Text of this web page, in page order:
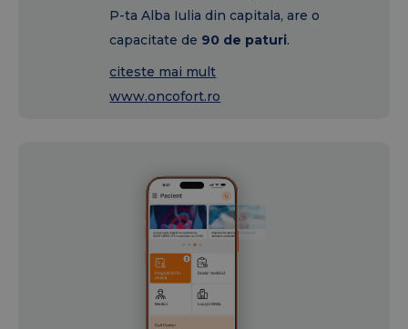
P-ta Alba Iulia din capitala, are o
capacitate de 90 de paturi.
citeste mai mult
www.oncofort.ro